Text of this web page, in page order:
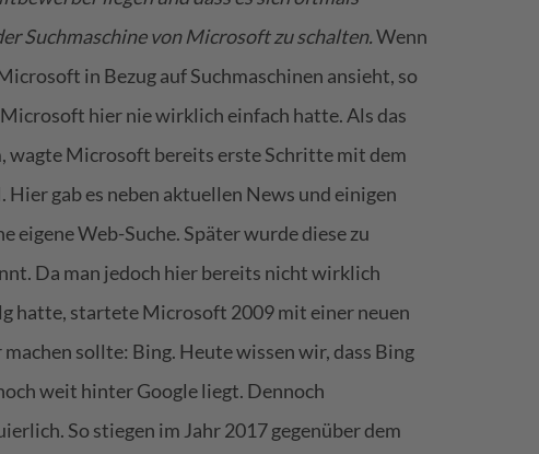
Suchmaschine von Microsoft zu schalten.Wenn
in Bezug auf Suchmaschinen ansieht, so
hier nie wirklich einfach hatte. Als das
wagte Microsoft bereits erste Schritte mit dem
gab es neben aktuellen News und einigen
eigene Web-Suche. Später wurde diese zu
Da man jedoch hier bereits nicht wirklich
hatte, startete Microsoft 2009 mit einer neuen
machen sollte: Bing. Heute wissen wir, dass Bing
weit hinter Google liegt. Dennoch
So stiegen im Jahr 2017 gegenüber dem